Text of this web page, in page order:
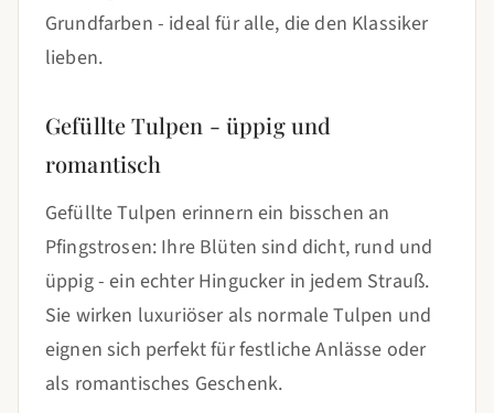
Grundfarben - ideal für alle, die den Klassiker
lieben.
Gefüllte Tulpen - üppig und
romantisch
Gefüllte Tulpen erinnern ein bisschen an
Pfingstrosen: Ihre Blüten sind dicht, rund und
üppig - ein echter Hingucker in jedem Strauß.
Sie wirken luxuriöser als normale Tulpen und
eignen sich perfekt für festliche Anlässe oder
als romantisches Geschenk.